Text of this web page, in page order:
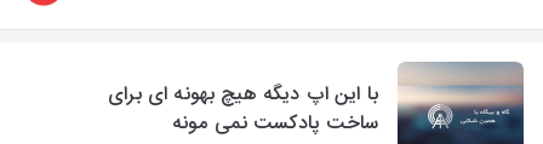
با این اپ دیگه هیچ بهونه ای برای
ساخت پادکست نمی مونه